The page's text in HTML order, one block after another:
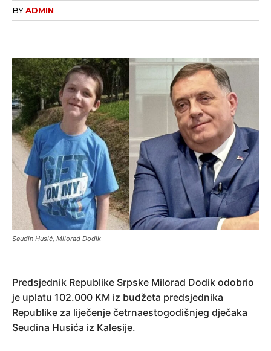
BYADMIN
Seudin Husić, Milorad Dodik
Predsjednik Republike Srpske Milorad Dodik odobrio
je uplatu 102.000 KM iz budžeta predsjednika
Republike za liječenje četrnaestogodišnjeg dječaka
Seudina Husića iz Kalesije.